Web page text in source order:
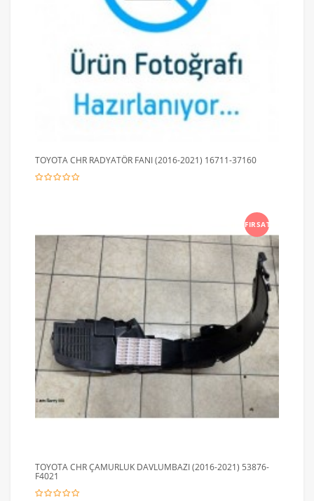
TOYOTA CHR RADYATÖR FANI (2016-2021) 16711-37160
FIRSAT
TOYOTA CHR ÇAMURLUK DAVLUMBAZI (2016-2021) 53876-
F4021